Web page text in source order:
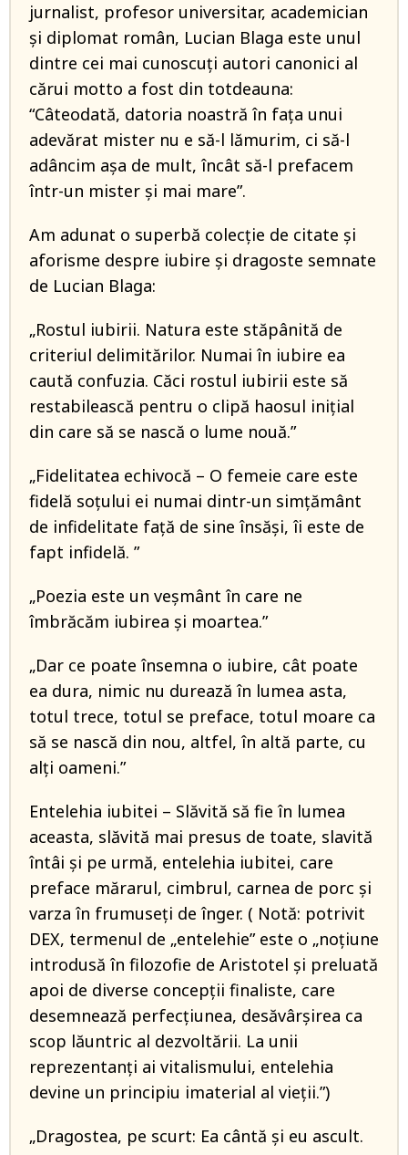
jurnalist, profesor universitar, academician
și diplomat român, Lucian Blaga este unul
dintre cei mai cunoscuți autori canonici al
cărui motto a fost din totdeauna:
“Câteodată, datoria noastră în fața unui
adevărat mister nu e să-l lămurim, ci să-l
adâncim așa de mult, încât să-l prefacem
într-un mister și mai mare”.
Am adunat o superbă colecție de citate și
aforisme despre iubire și dragoste semnate
de Lucian Blaga:
„Rostul iubirii. Natura este stăpânită de
criteriul delimitărilor. Numai în iubire ea
caută confuzia. Căci rostul iubirii este să
restabilească pentru o clipă haosul iniţial
din care să se nască o lume nouă.”
„Fidelitatea echivocă – O femeie care este
fidelă soțului ei numai dintr-un simțământ
de infidelitate față de sine însăși, îi este de
fapt infidelă. ”
„Poezia este un veşmânt în care ne
îmbrăcăm iubirea şi moartea.”
„Dar ce poate însemna o iubire, cât poate
ea dura, nimic nu durează în lumea asta,
totul trece, totul se preface, totul moare ca
să se nască din nou, altfel, în altă parte, cu
alți oameni.”
Entelehia iubitei – Slăvită să fie în lumea
aceasta, slăvită mai presus de toate, slavită
întâi și pe urmă, entelehia iubitei, care
preface mărarul, cimbrul, carnea de porc și
varza în frumuseți de înger. ( Notă: potrivit
DEX, termenul de „entelehie” este o „noțiune
introdusă în filozofie de Aristotel și preluată
apoi de diverse concepții finaliste, care
desemnează perfecțiunea, desăvârșirea ca
scop lăuntric al dezvoltării. La unii
reprezentanți ai vitalismului, entelehia
devine un principiu imaterial al vieții.”)
„Dragostea, pe scurt: Ea cântă şi eu ascult.